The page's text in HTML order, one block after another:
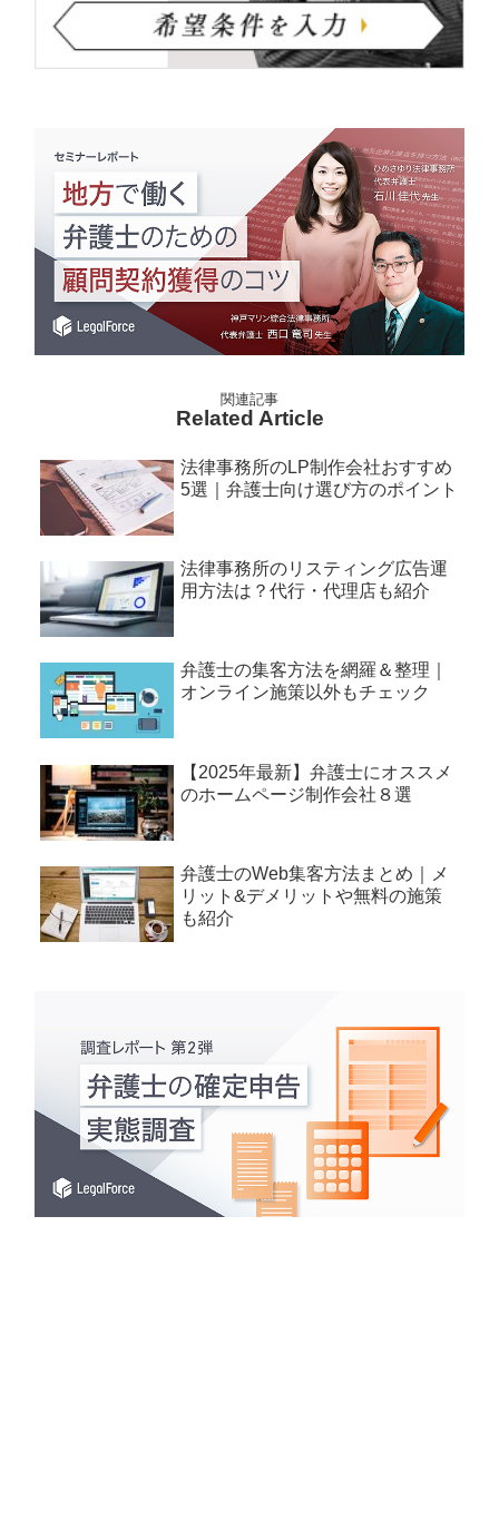
Related Article
法律事務所のLP制作会社おすすめ
5選｜弁護士向け選び方のポイント
法律事務所のリスティング広告運
用方法は？代行・代理店も紹介
弁護士の集客方法を網羅＆整理｜
オンライン施策以外もチェック
【2025年最新】弁護士にオススメ
のホームページ制作会社８選
弁護士のWeb集客方法まとめ｜メ
リット&デメリットや無料の施策
も紹介